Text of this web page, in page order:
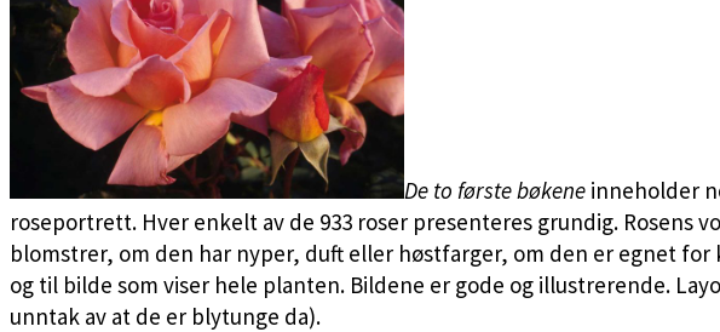
De to første bøkene inneholder
roseportrett. Hver enkelt av de 933 roser presenteres grundig. Rosens
blomstrer, om den har nyper, duft eller høstfarger, om den er egnet
og til bilde som viser hele planten. Bildene er gode og illustrerende.
unntak av at de er blytunge da).